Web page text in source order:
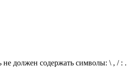
должен содержать символы: \ , / : .